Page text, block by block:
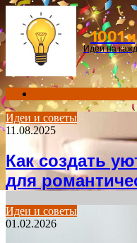
1001
Идеи на
for
Идеи и советы
11.08.2025
Как создать
для
Идеи и советы
01.02.2026